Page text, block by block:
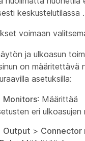
keskustelutilassa .
voimaan
ja ulkoasun
on määritettävä
asetuksilla:
Monitors: Määrittää
eri ulkoasujen
Output > Connector